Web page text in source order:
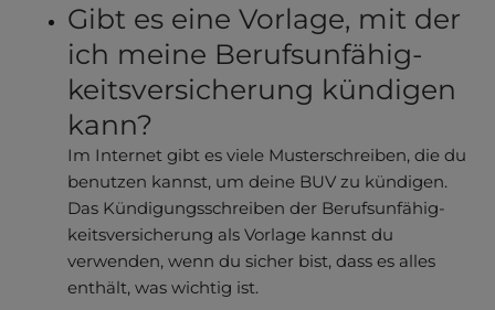
Gibt es eine Vorlage, mit der
ich meine Berufs­unfähig­
keits­versicherung kündigen
kann?
Im Internet gibt es viele Musterschreiben, die du
benutzen kannst, um deine BUV zu kündigen.
Das Kündigungs­schreiben der Berufs­unfähig­
keits­versicherung als Vorlage kannst du
verwenden, wenn du sicher bist, dass es alles
enthält, was wichtig ist.